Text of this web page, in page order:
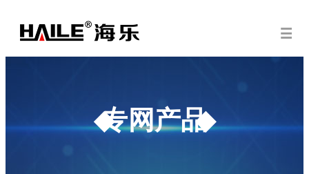
专网产品